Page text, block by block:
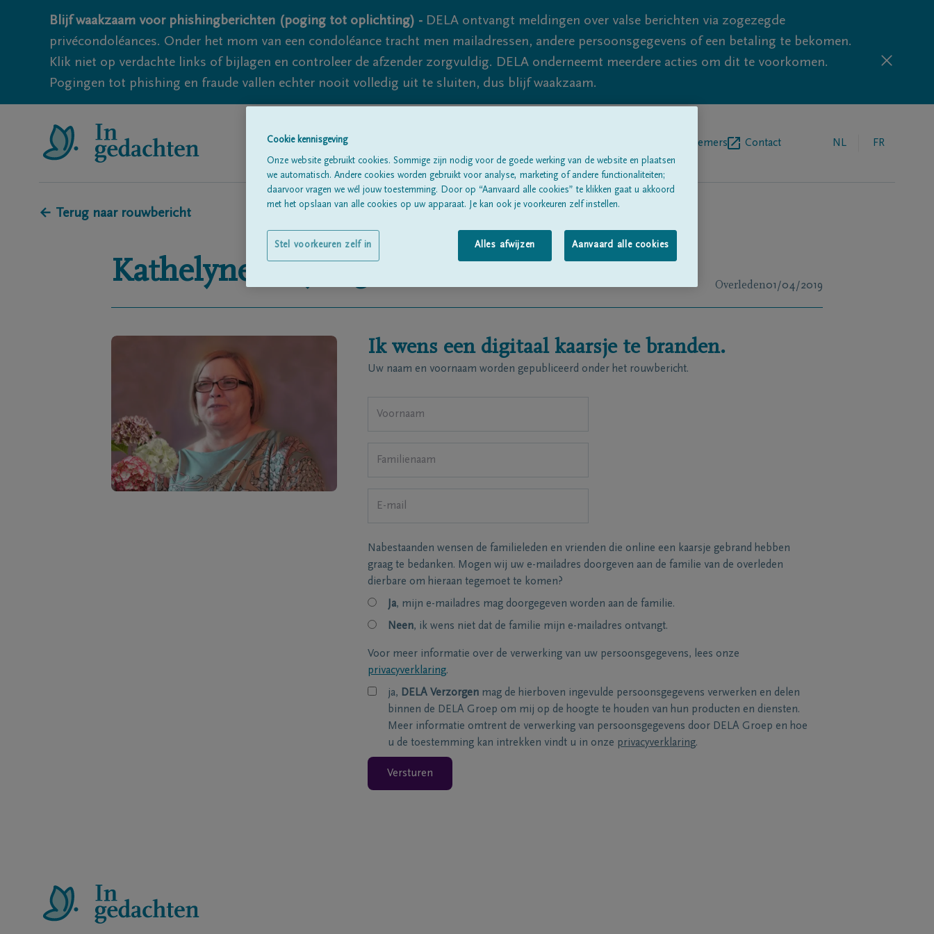
Blijf waakzaam voor phishingberichten (poging tot oplichting) - DELA ontvangt meldingen over valse berichten via zogezegde
privécondoléances. Onder het mom van een condoléance tracht men mailadressen, andere persoonsgegevens of een betaling te bekomen.
Klik niet op verdachte links of bijlagen en controleer de afzender zorgvuldig. DELA onderneemt meerdere acties om dit te voorkomen.
Pogingen tot phishing en fraude vallen echter nooit volledig uit te sluiten, dus blijf waakzaam.
Begrafenisondernemers Contact NL FR
← Terug naar rouwbericht
Kathelyne Overleden01/04/2019
Ik wens een digitaal kaarsje te branden.
Uw naam en voornaam worden gepubliceerd onder het rouwbericht.
Nabestaanden wensen de familieleden en vrienden die online een kaarsje gebrand hebben
graag te bedanken. Mogen wij uw e-mailadres doorgeven aan de familie van de overleden
dierbare om hieraan tegemoet te komen?
Ja, mijn e-mailadres mag doorgegeven worden aan de familie.
Neen, ik wens niet dat de familie mijn e-mailadres ontvangt.
Voor meer informatie over de verwerking van uw persoonsgegevens, lees onze
privacyverklaring.
ja, DELA Verzorgen mag de hierboven ingevulde persoonsgegevens verwerken en delen
binnen de DELA Groep om mij op de hoogte te houden van hun producten en diensten.
Meer informatie omtrent de verwerking van persoonsgegevens door DELA Groep en hoe
u de toestemming kan intrekken vindt u in onze privacyverklaring.
Versturen
Cookie kennisgeving
Onze website gebruikt cookies. Sommige zijn nodig voor de goede werking van de website en plaatsen
we automatisch. Andere cookies worden gebruikt voor analyse, marketing of andere functionaliteiten;
daarvoor vragen we wél jouw toestemming. Door op “Aanvaard alle cookies” te klikken gaat u akkoord
met het opslaan van alle cookies op uw apparaat. Je kan ook je voorkeuren zelf instellen.
Alles afwijzen Aanvaard alle cookies
Stel voorkeuren zelf in